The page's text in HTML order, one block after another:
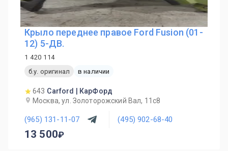
Крыло переднее правое Ford Fusion (01-
12) 5-ДВ.
1 420 114
б.у. оригинал
в наличии
643 Carford | КарФорд
Москва, ул. Золоторожский Вал, 11с8
(965) 131-11-07 (495) 902-68-40
13 500